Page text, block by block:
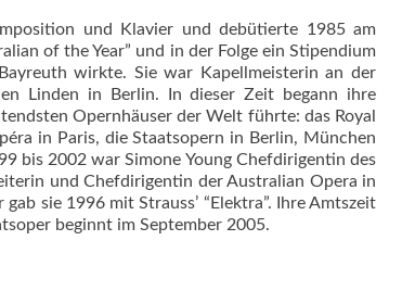
und Klavier und debütierte 1985 am
of the Year” und in der Folge ein Stipendium
wirkte. Sie war Kapellmeisterin an der
Linden in Berlin. In dieser Zeit begann ihre
Opernhäuser der Welt führte: das Royal
in Paris, die Staatsopern in Berlin, München
bis 2002 war Simone Young Chefdirigentin des
und Chefdirigentin der Australian Opera in
sie 1996 mit Strauss’ “Elektra”. Ihre Amtszeit
beginnt im September 2005.